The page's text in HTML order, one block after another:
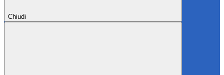
Chiudi